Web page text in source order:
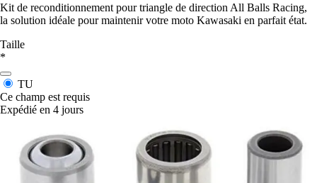
Kit de reconditionnement pour triangle de direction All Balls Racing,
la solution idéale pour maintenir votre moto Kawasaki en parfait état.
Taille
*
TU
Ce champ est requis
Expédié en 4 jours